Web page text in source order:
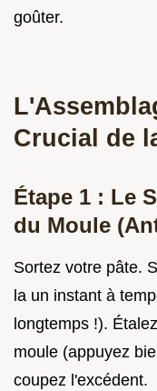
goûter.
Crucial de
Étape 1 : Le
du Moule
Sortez votre pâte.
la un instant à
longtemps !).
moule (appuyez
coupez l'excédent.